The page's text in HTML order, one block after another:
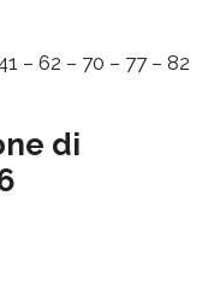
– 62 – 70 – 77 – 82
di